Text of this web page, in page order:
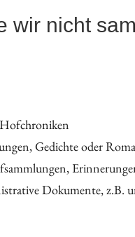
wir nicht
Gedichte oder
Dokumente, z.B.